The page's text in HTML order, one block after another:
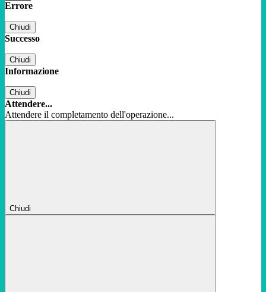
Errore
Chiudi
Successo
Chiudi
Informazione
Chiudi
Attendere...
Attendere il completamento dell'operazione...
Chiudi